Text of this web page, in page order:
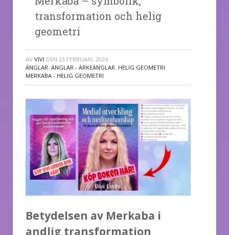
transformation och helig
geometri
AV VIVI DEN 23 FEBRUARI, 2024
ÄNGLAR, ÄNGLAR - ÄRKEÄNGLAR, HELIG GEOMETRI,
MERKABA - HELIG GEOMETRI
Betydelsen av Merkaba i
andlig transformation